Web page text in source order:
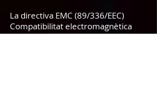
La directiva EMC (89/336/EEC)
Compatibilitat electromagnètica